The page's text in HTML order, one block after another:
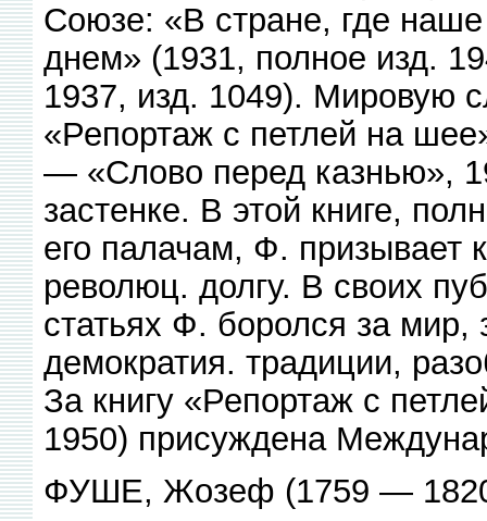
Союзе: «В стране, где
днем» (1931, полное изд.
1937, изд. 1049). Мировую
«Репортаж с петлей на
— «Слово перед казнью»,
застенке. В этой книге,
его палачам, Ф. призывает
революц. долгу. В своих
статьях Ф. боролся за
демократия. традиции,
За книгу «Репортаж с
1950) присуждена
ФУШЕ, Жозеф (1759 —